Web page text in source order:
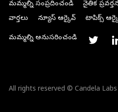
మమ్మల్ని సంప్రదించండి
నైతిక
వార్తలు
న్యూస్ ఆర్కైవ్ టాపిక్స్
మమ్మల్ని అనుసరించండి
All rights reserved © Candela